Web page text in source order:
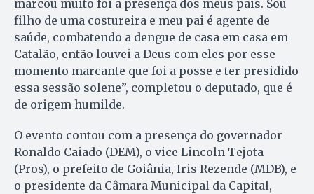
marcou muito foi a presença dos meus pais. Sou
filho de uma costureira e meu pai é agente de
saúde, combatendo a dengue de casa em casa em
Catalão, então louvei a Deus com eles por esse
momento marcante que foi a posse e ter presidido
essa sessão solene”, completou o deputado, que é
de origem humilde.
O evento contou com a presença do governador
Ronaldo Caiado (DEM), o vice Lincoln Tejota
(Pros), o prefeito de Goiânia, Iris Rezende (MDB), e
o presidente da Câmara Municipal da Capital,